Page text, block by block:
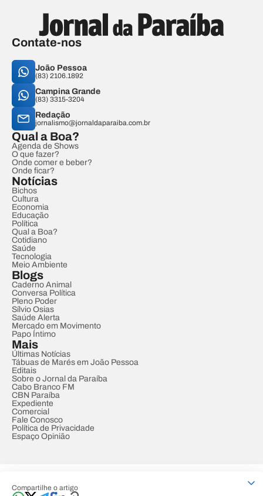
Compartilhe o artigo
Contate-nos
João Pessoa
(83) 2106.1892
Campina Grande
(83) 3315-3204
Redação
jornalismo@jornaldaparaiba.com.br
Qual a Boa?
Agenda de Shows
O que fazer?
Onde comer e beber?
Onde ficar?
Notícias
Bichos
Cultura
Economia
Educação
Política
Qual a Boa?
Cotidiano
Saúde
Tecnologia
Meio Ambiente
Blogs
Caderno Animal
Conversa Política
Pleno Poder
Sílvio Osias
Saúde Alerta
Mercado em Movimento
Papo Íntimo
Mais
Últimas Notícias
Tábuas de Marés em João Pessoa
Editais
Sobre o Jornal da Paraíba
Cabo Branco FM
CBN Paraíba
Expediente
Comercial
Fale Conosco
Política de Privacidade
Espaço Opinião